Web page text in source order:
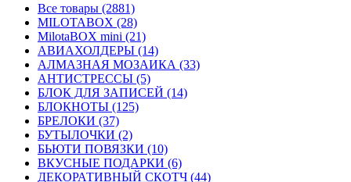
Все товары (2881)
MILOTABOX (28)
MilotaBOX mini (21)
АВИАХОЛДЕРЫ (14)
АЛМАЗНАЯ МОЗАИКА (33)
АНТИСТРЕССЫ (5)
БЛОК ДЛЯ ЗАПИСЕЙ (14)
БЛОКНОТЫ (125)
БРЕЛОКИ (37)
БУТЫЛОЧКИ (2)
БЬЮТИ ПОВЯЗКИ (10)
ВКУСНЫЕ ПОДАРКИ (6)
ДЕКОРАТИВНЫЙ СКОТЧ (44)